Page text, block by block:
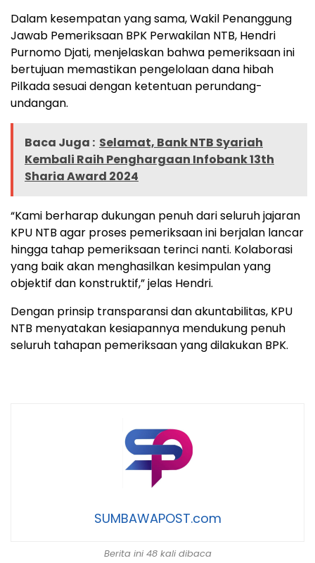
Dalam kesempatan yang sama, Wakil Penanggung
Jawab Pemeriksaan BPK Perwakilan NTB, Hendri
Purnomo Djati, menjelaskan bahwa pemeriksaan ini
bertujuan memastikan pengelolaan dana hibah
Pilkada sesuai dengan ketentuan perundang-
undangan.
Baca Juga : Selamat, Bank NTB Syariah
Kembali Raih Penghargaan Infobank 13th
Sharia Award 2024
“Kami berharap dukungan penuh dari seluruh jajaran
KPU NTB agar proses pemeriksaan ini berjalan lancar
hingga tahap pemeriksaan terinci nanti. Kolaborasi
yang baik akan menghasilkan kesimpulan yang
objektif dan konstruktif,” jelas Hendri.
Dengan prinsip transparansi dan akuntabilitas, KPU
NTB menyatakan kesiapannya mendukung penuh
seluruh tahapan pemeriksaan yang dilakukan BPK.
SUMBAWAPOST.com
Berita ini 48 kali dibaca